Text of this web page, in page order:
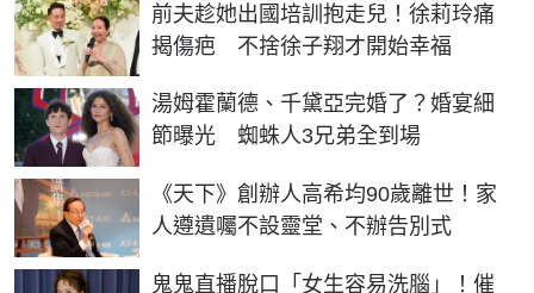
前夫趁她出國培訓抱走兒！徐莉玲痛
揭傷疤 不捨徐子翔才開始幸福
湯姆霍蘭德、千黛亞完婚了？婚宴細
節曝光 蜘蛛人3兄弟全到場
《天下》創辦人高希均90歲離世！家
人遵遺囑不設靈堂、不辦告別式
鬼鬼直播脫口「女生容易洗腦」！催